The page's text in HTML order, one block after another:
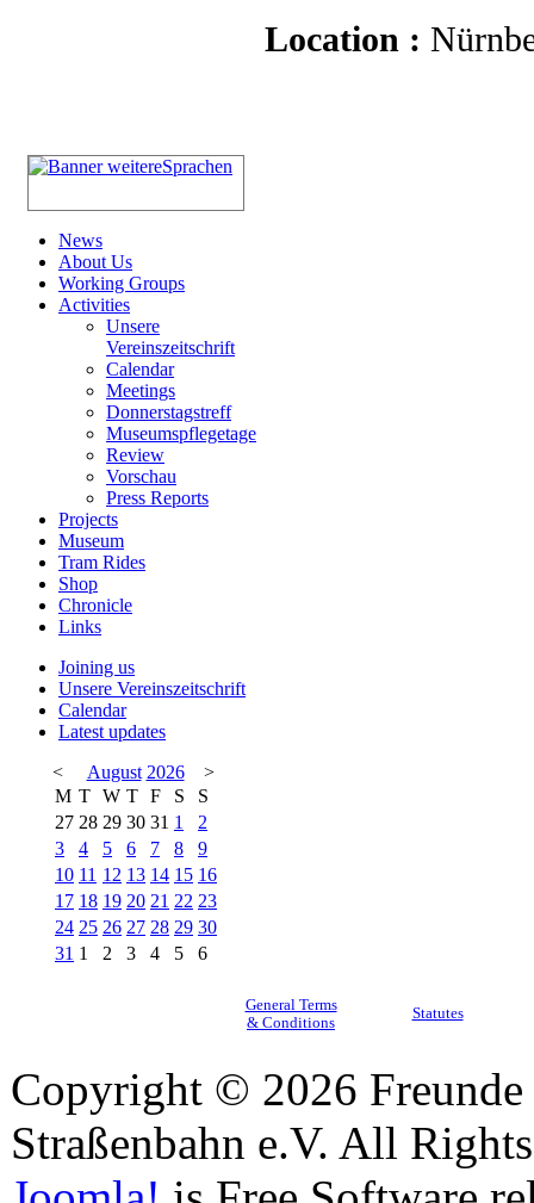
Location :
News
About Us
Working Groups
Activities
Unsere
Vereinszeitschrift
Calendar
Meetings
Donnerstagstreff
Museumspflegetage
Review
Vorschau
Press Reports
Projects
Museum
Tram Rides
Shop
Chronicle
Links
Joining us
Unsere Vereinszeitschrift
Calendar
Latest updates
<
August 2026
>
M T W T F S
S
27 28 29 30 31 1
2
3
4 5 6 7 8
9
10 11 12 13 14 15 16
17 18 19 20 21 22 23
24 25 26 27 28 29 30
31 1 2 3 4 5 6
General Terms
& Conditions
Statutes
Copyright © 2026
Straßenbahn e.V. All